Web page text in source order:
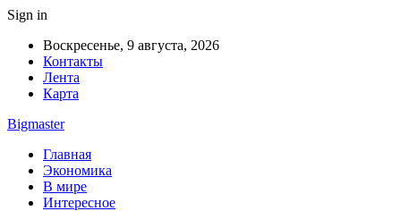
Sign in
Воскресенье, 9 августа, 2026
Контакты
Лента
Карта
Bigmaster
Главная
Экономика
В мире
Интересное